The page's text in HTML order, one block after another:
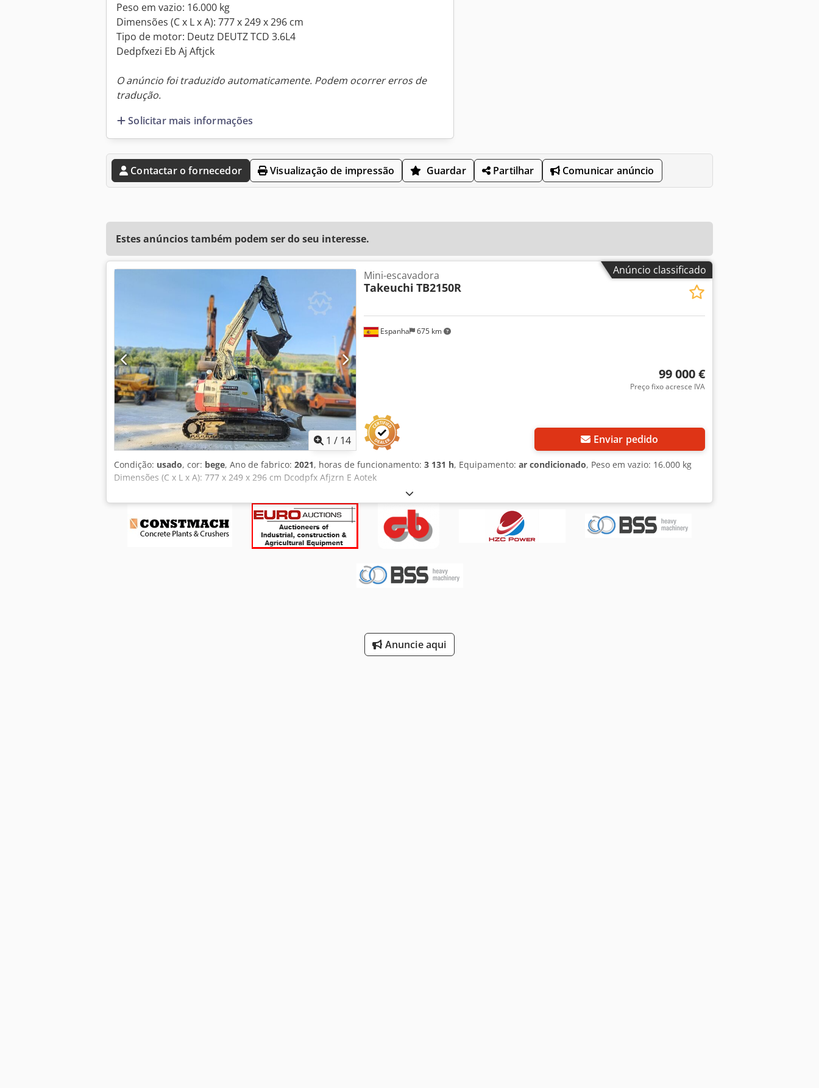
Peso em vazio: 16.000 kg
Dimensões (C x L x A): 777 x 249 x 296 cm
Tipo de motor: Deutz DEUTZ TCD 3.6L4
Dedpfxezi Eb Aj Aftjck
O anúncio foi traduzido automaticamente. Podem ocorrer erros de
tradução.
Solicitar mais informações
Contactar o fornecedor Visualização de impressão Guardar Partilhar Comunicar anúncio
Estes anúncios também podem ser do seu interesse.
Anúncio classificado
1 / 14
Espanha 675 km
Mini-escavadora
Takeuchi TB2150R
99 000 €
Preço fixo acresce IVA
Enviar pedido
Condição: usado, cor: bege, Ano de fabrico: 2021, horas de funcionamento: 3 131 h, Equipamento: ar condicionado, Peso em vazio: 16.000 kg
Dimensões (C x L x A): 777 x 249 x 296 cm Dcodpfx Afjzrn E Aotek
Anuncie aqui